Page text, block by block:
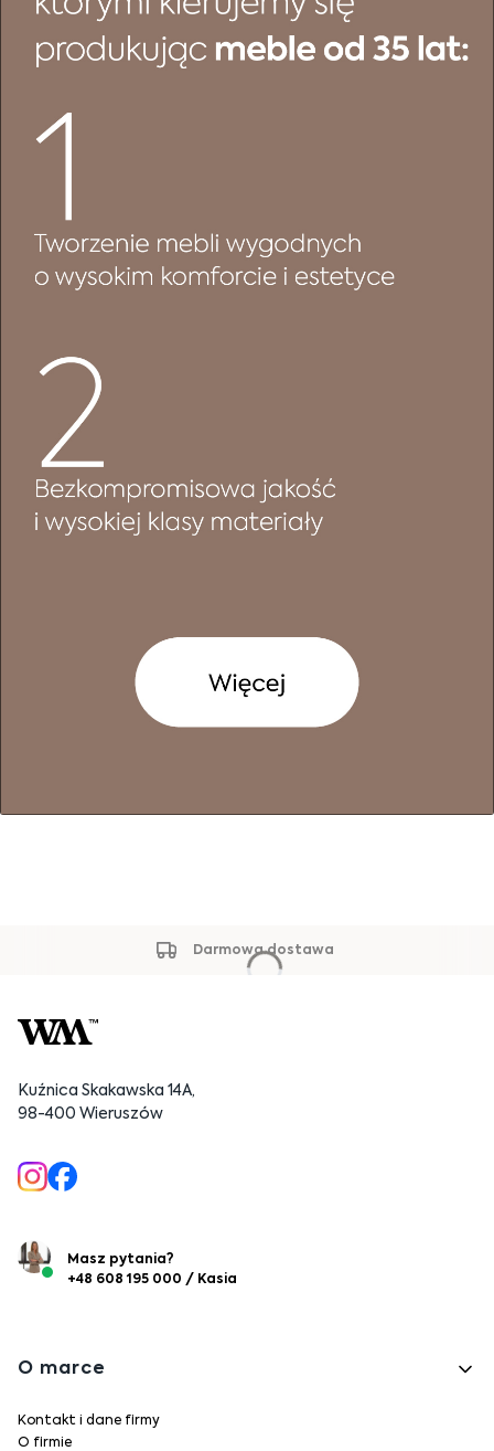
Darmowa dostawa
Kuźnica Skakawska 14A,
98-400 Wieruszów
Masz pytania?
+48 608 195 000 / Kasia
Linki w stopce
O marce
Kontakt i dane firmy
O firmie